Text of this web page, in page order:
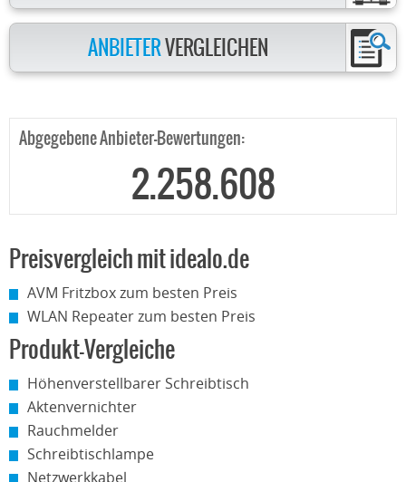
ANBIETERVERGLEICHEN
Abgegebene Anbieter-Bewertungen:
2.258.608
Preisvergleich mit idealo.de
AVM Fritzbox zum besten Preis
WLAN Repeater zum besten Preis
Produkt-Vergleiche
Höhenverstellbarer Schreibtisch
Aktenvernichter
Rauchmelder
Schreibtischlampe
Netzwerkkabel